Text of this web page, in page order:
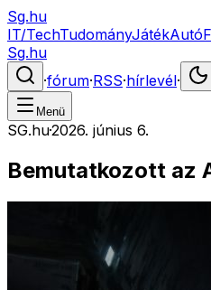
Sg.hu
IT/TechTudományJátékAutó
Sg.hu
·fórum·RSS·hírlevél·
Menü
SG.hu·2026. június 6.
Bemutatkozott az